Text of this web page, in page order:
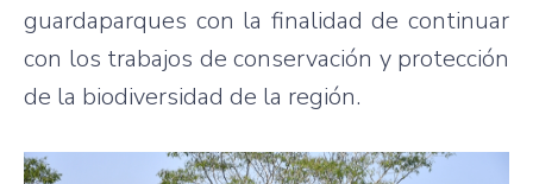
guardaparques con la finalidad de continuar
con los trabajos de conservación y protección
de la biodiversidad de la región.